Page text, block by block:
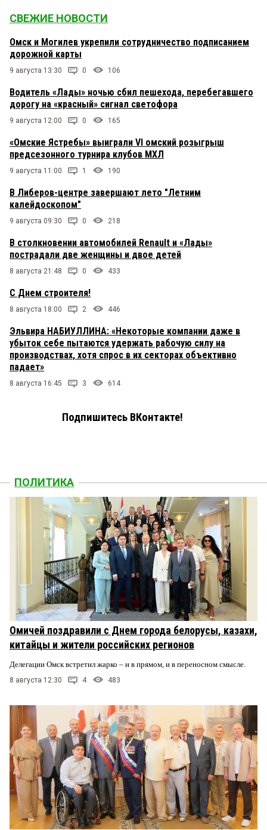
СВЕЖИЕ НОВОСТИ
Омск и Могилев укрепили сотрудничество подписанием
дорожной карты
9 августа 13:30 0 106
Водитель «Лады» ночью сбил пешехода, перебегавшего
дорогу на «красный» сигнал светофора
9 августа 12:00 0 165
«Омские Ястребы» выиграли VI омский розыгрыш
предсезонного турнира клубов МХЛ
9 августа 11:00 1 190
В Либеров-центре завершают лето "Летним
калейдоскопом"
9 августа 09:30 0 218
В столкновении автомобилей Renault и «Лады»
пострадали две женщины и двое детей
8 августа 21:48 0 433
С Днем строителя!
8 августа 18:00 2 446
Эльвира НАБИУЛЛИНА: «Некоторые компании даже в
убыток себе пытаются удержать рабочую силу на
производствах, хотя спрос в их секторах объективно
падает»
8 августа 16:45 3 614
Подпишитесь ВКонтакте!
ПОЛИТИКА
Омичей поздравили с Днем города белорусы, казахи,
китайцы и жители российских регионов
Делегации Омск встретил жарко – и в прямом, и в переносном смысле.
8 августа 12:30 4 483